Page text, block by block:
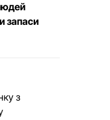
запаси
з